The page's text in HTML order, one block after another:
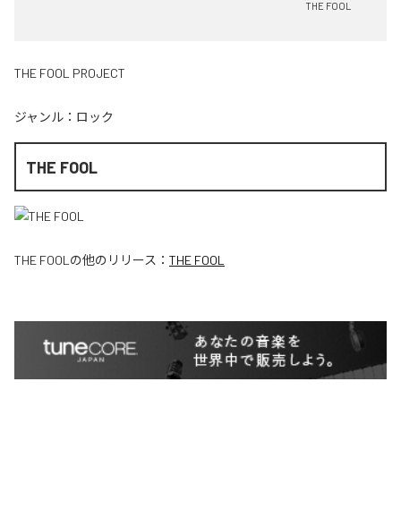
THE FOOL
THE FOOL PROJECT
ジャンル： ロック
THE FOOL
THE FOOL の他のリリース： THE FOOL